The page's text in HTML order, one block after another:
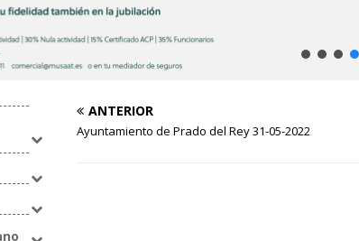
ANTERIOR
Ayuntamiento de Prado del Rey 31-05-2022